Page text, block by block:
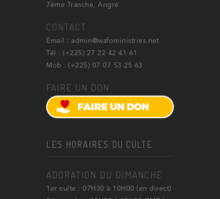
7ème Tranche, Angré
CONTACT
Email : admin@wafoministries.net
Tél : (+225) 27 22 42 41 61
Mob : (+225) 07 07 53 25 63
FAIRE UN DON
LES HORAIRES DU CULTE
ADORATION DU DIMANCHE
1er culte : 07H30 à 10H00 (en direct)